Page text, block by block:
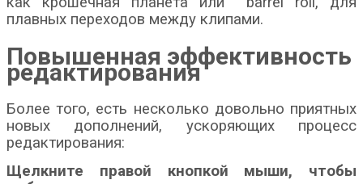
плавных переходов между клипами.
Повышенная эффективность
редактирования
Более того, есть несколько довольно приятных
новых дополнений, ускоряющих процесс
редактирования:
Щелкните правой кнопкой мыши, чтобы